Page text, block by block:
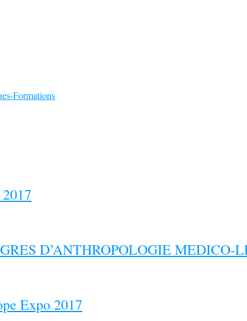
Formations
D’ANTHROPOLOGIE MEDICO-
Expo 2017